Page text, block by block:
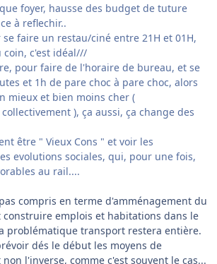
foyer, hausse des budget de tuture
à reflechir..
faire un restau/ciné entre 21H et 01H,
c'est idéal///
pour faire de l'horaire de bureau, et se
et 1h de pare choc à pare choc, alors
mieux et bien moins cher (
), ça aussi, ça change des
être " Vieux Cons " et voir les
evolutions sociales, qui, pour une fois,
au rail....
compris en terme d'amménagement du
emplois et habitations dans le
problématique transport restera entière.
dés le début les moyens de
l'inverse, comme c'est souvent le cas...